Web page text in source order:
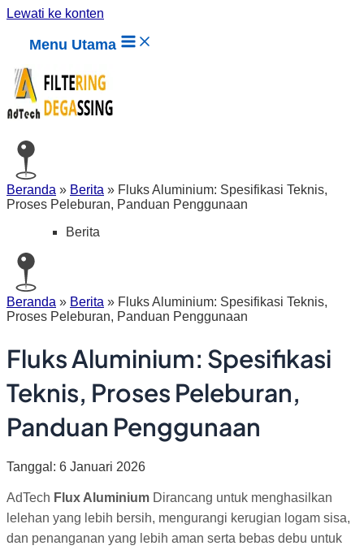
Lewati ke konten
Menu Utama
Beranda » Berita » Fluks Aluminium: Spesifikasi Teknis,
Proses Peleburan, Panduan Penggunaan
Berita
Beranda » Berita » Fluks Aluminium: Spesifikasi Teknis,
Proses Peleburan, Panduan Penggunaan
Fluks Aluminium: Spesifikasi
Teknis, Proses Peleburan,
Panduan Penggunaan
Tanggal: 6 Januari 2026
AdTech Flux Aluminium Dirancang untuk menghasilkan
lelehan yang lebih bersih, mengurangi kerugian logam sisa,
dan penanganan yang lebih aman serta bebas debu untuk